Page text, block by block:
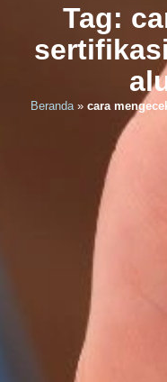
Tag:
Beranda » cara